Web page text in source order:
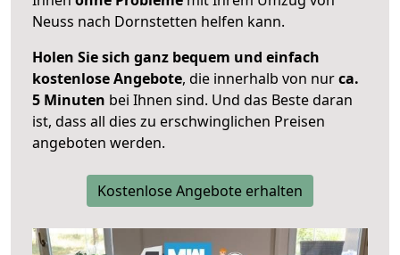
Neuss nach Dornstetten helfen kann.
Holen Sie sich ganz bequem und einfach
kostenlose Angebote, die innerhalb von nurca.
5 Minuten bei Ihnen sind. Und das Beste daran
ist, dass all dies zu erschwinglichen Preisen
angeboten werden.
Kostenlose Angebote erhalten